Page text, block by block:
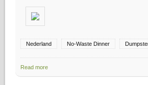
Nederland No-Waste Dinner
Read more